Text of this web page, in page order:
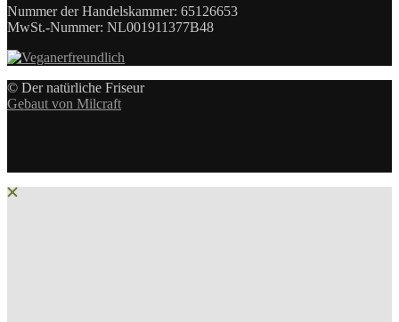
Nummer der Handelskammer: 65126653
MwSt.-Nummer: NL001911377B48
© Der natürliche Friseur
Gebaut von Milcraft